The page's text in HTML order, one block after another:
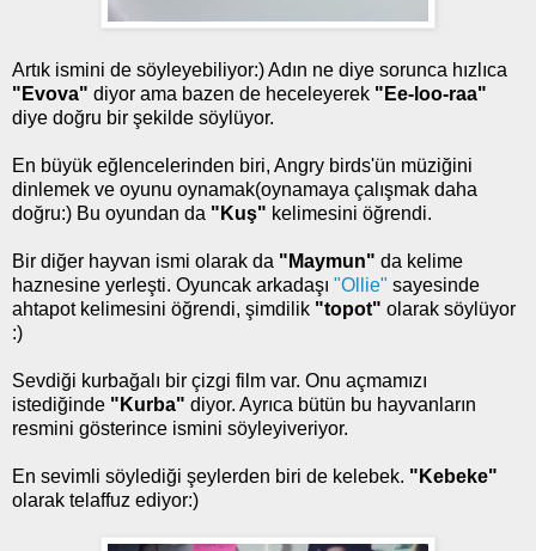
Artık ismini de söyleyebiliyor:) Adın ne diye sorunca hızlıca
"Evova" diyor ama bazen de heceleyerek "Ee-loo-raa"
diye doğru bir şekilde söylüyor.
En büyük eğlencelerinden biri, Angry birds'ün müziğini
dinlemek ve oyunu oynamak(oynamaya çalışmak daha
doğru:) Bu oyundan da "Kuş" kelimesini öğrendi.
Bir diğer hayvan ismi olarak da "Maymun" da kelime
haznesine yerleşti. Oyuncak arkadaşı "Ollie" sayesinde
ahtapot kelimesini öğrendi, şimdilik "topot" olarak söylüyor
:)
Sevdiği kurbağalı bir çizgi film var. Onu açmamızı
istediğinde "Kurba" diyor. Ayrıca bütün bu hayvanların
resmini gösterince ismini söyleyiveriyor.
En sevimli söylediği şeylerden biri de kelebek. "Kebeke"
olarak telaffuz ediyor:)